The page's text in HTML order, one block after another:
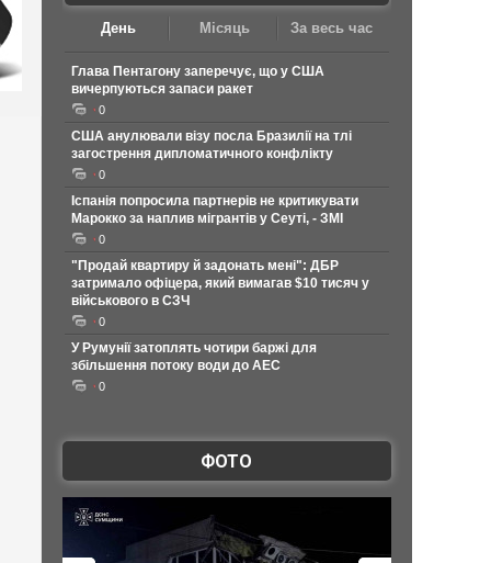
День Місяць За весь час
Глава Пентагону заперечує, що у США
вичерпуються запаси ракет
0
США анулювали візу посла Бразилії на тлі
загострення дипломатичного конфлікту
0
Іспанія попросила партнерів не критикувати
Марокко за наплив мігрантів у Сеуті, - ЗМІ
0
"Продай квартиру й задонать мені": ДБР
затримало офіцера, який вимагав $10 тисяч у
військового в СЗЧ
0
У Румунії затоплять чотири баржі для
збільшення потоку води до АЕС
0
ФОТО